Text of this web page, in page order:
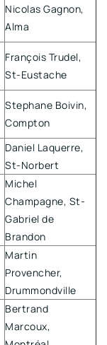
Nicolas Gagnon,
Alma
François Trudel,
St-Eustache
Stephane Boivin,
Compton
Daniel Laquerre,
St-Norbert
Michel
Champagne, St-
Gabriel de
Brandon
Martin
Provencher,
Drummondville
Bertrand
Marcoux,